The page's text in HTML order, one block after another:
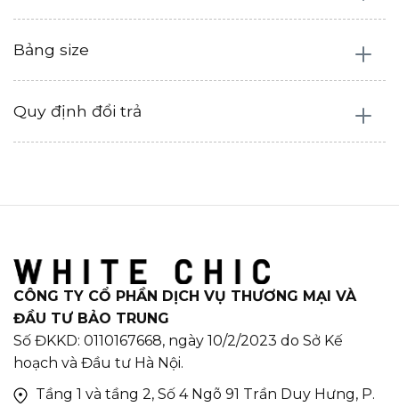
Bảng size
Quy định đổi trả
CÔNG TY CỔ PHẦN DỊCH VỤ THƯƠNG MẠI VÀ
ĐẦU TƯ BẢO TRUNG
Số ĐKKD: 0110167668, ngày 10/2/2023 do Sở Kế
hoạch và Đầu tư Hà Nội.
Tầng 1 và tầng 2, Số 4 Ngõ 91 Trần Duy Hưng, P.